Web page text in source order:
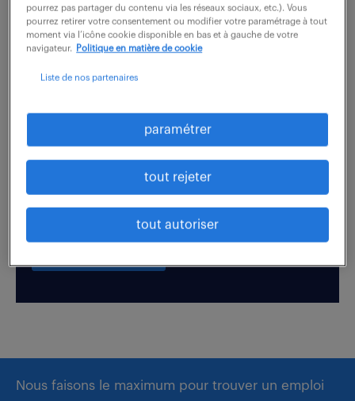
votre CV !
Boostez votre visibilité auprès de nos recruteurs
en postulant par candidature spontanée.
Nous faisons le maximum pour trouver un emploi
pourrez pas partager du contenu via les réseaux sociaux, etc.). Vous
pourrez retirer votre consentement ou modifier votre paramétrage à tout
moment via l’icône cookie disponible en bas et à gauche de votre
navigateur.
Politique en matière de cookie
Liste de nos partenaires
paramétrer
tout rejeter
tout autoriser